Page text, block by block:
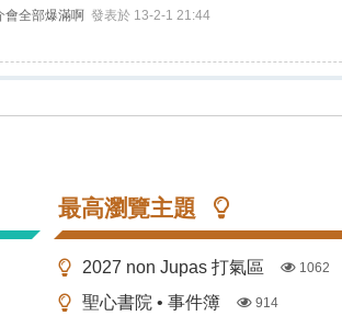
會全部爆滿啊 發表於 13-2-1 21:44
最高瀏覽主題
2027 non Jupas 打氣區 1062
聖心書院 • 事件簿 914